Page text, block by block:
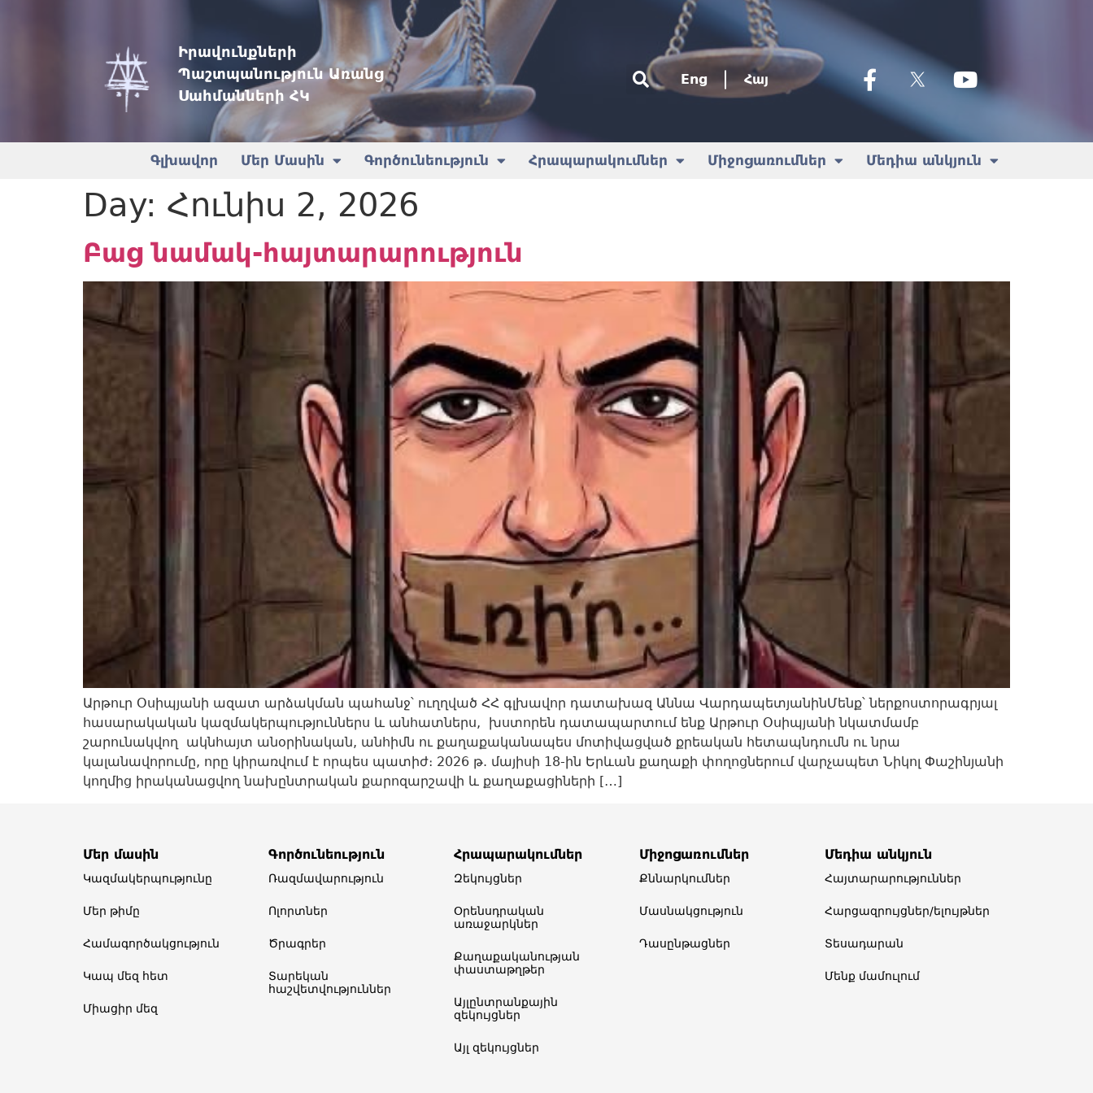
Իրավունքների
Պաշտպանություն Առանց
Սահմանների ՀԿ
Eng Հայ
Գլխավոր Մեր Մասին Գործունեություն Հրապարակումներ Միջոցառումներ Մեդիա անկյուն
Day: Հունիս 2, 2026
Բաց նամակ-հայտարարություն
Արթուր Օսիպյանի ազատ արձակման պահանջ՝ ուղղված ՀՀ գլխավոր դատախազ Աննա ՎարդապետյանինՄենք՝ ներքոստորագրյալ
հասարակական կազմակերպություններս և անհատներս, խստորեն դատապարտում ենք Արթուր Օսիպյանի նկատմամբ
շարունակվող ակնհայտ անօրինական, անհիմն ու քաղաքականապես մոտիվացված քրեական հետապնդումն ու նրա
կալանավորումը, որը կիրառվում է որպես պատիժ։ 2026 թ. մայիսի 18-ին Երևան քաղաքի փողոցներում վարչապետ Նիկոլ Փաշինյանի
կողմից իրականացվող նախընտրական քարոզարշավի և քաղաքացիների […]
Մեր մասին
Կազմակերպությունը
Մեր թիմը​
Համագործակցություն
Կապ մեզ հետ
Միացիր մեզ
Գործունեություն
Ռազմավարություն
Ոլորտներ​
Ծրագրեր
Տարեկան
հաշվետվություններ​
Հրապարակումներ
Զեկույցներ
Օրենսդրական
առաջարկներ
Քաղաքականության
փաստաթղթեր
Այլընտրանքային
զեկույցներ
Այլ զեկույցներ
Միջոցառումներ
Քննարկումներ
Մասնակցություն
Դասընթացներ
Մեդիա անկյուն
Հայտարարություններ
Հարցազրույցներ/ելույթներ
Տեսադարան
Մենք մամուլում